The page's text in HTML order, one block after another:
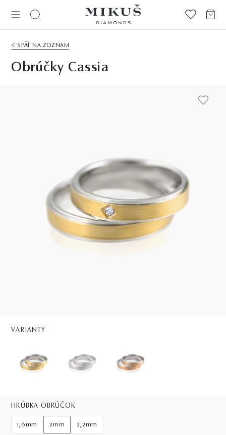
< SPÄŤ NA ZOZNAM
Obrúčky Cassia
VARIANTY
HRÚBKA OBRÚČOK
1,6mm 2mm 2,2mm